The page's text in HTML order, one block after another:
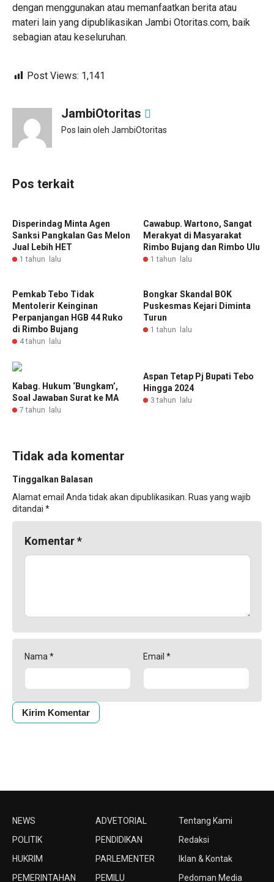
dengan menggunakan atau memanfaatkan berita atau
materi lain yang dipublikasikan Jambi Otoritas.com, baik
sebagian atau keseluruhan.
Post Views: 1,141
JambiOtoritas
Pos lain oleh JambiOtoritas
Pos terkait
Disperindag Minta Agen
Sanksi Pangkalan Gas Melon
Jual Lebih HET
1 tahun lalu
Cawabup. Wartono, Sangat
Merakyat di Masyarakat
Rimbo Bujang dan Rimbo Ulu
1 tahun lalu
Pemkab Tebo Tidak
Mentolerir Keinginan
Perpanjangan HGB 44 Ruko
di Rimbo Bujang
4 tahun lalu
Bongkar Skandal BOK
Puskesmas Kejari Diminta
Turun
1 tahun lalu
Kabag. Hukum ‘Bungkam’,
Soal Jawaban Surat ke MA
7 tahun lalu
Aspan Tetap Pj Bupati Tebo
Hingga 2024
3 tahun lalu
Tidak ada komentar
Tinggalkan Balasan
Alamat email Anda tidak akan dipublikasikan. Ruas yang wajib
ditandai *
Komentar*
Nama * Email *
NEWS
POLITIK
HUKRIM
PEMERINTAHAN
ADVETORIAL
PENDIDIKAN
PARLEMENTER
PEMILU
Tentang Kami
Redaksi
Iklan & Kontak
Pedoman Media